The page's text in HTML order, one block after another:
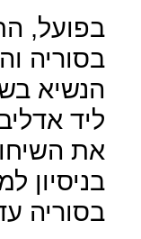
בפועל,
בסוריה
הנשיא
ליד
את
בניסיון
בסוריה